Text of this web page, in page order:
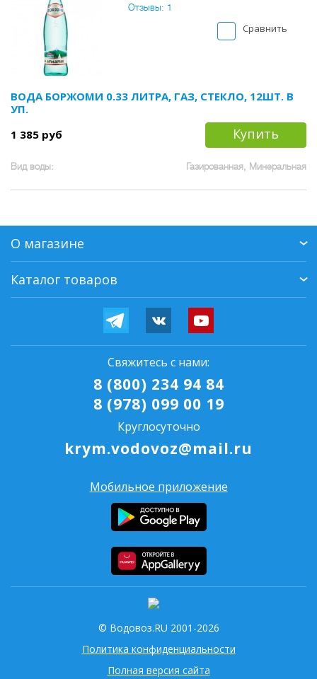
Отзывы: 1
Сравнить
ВОДА БОРЖОМИ 0.33 ЛИТРА, ГАЗ, СТЕКЛО, 12ШТ. В
УП.
1 385 руб
Купить
Вид воды: Газированная, Минеральная
О магазине
Каталог товаров
Свяжитесь с нами:
8 (800) 234 94 84
8 (978) 099 00 19
Круглосуточно
krym.vodovoz@mail.ru
Мобильное приложение
© Водовоз.RU 2001-2026
Политика конфиденциальности
Полная версия сайта